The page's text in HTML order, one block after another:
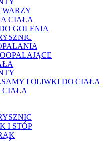
CIAŁA
GOLENIA
I OLIWKI DO CIAŁA
CIAŁA
I STÓP